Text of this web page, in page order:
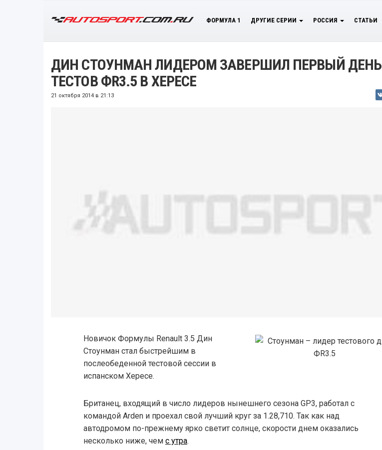
ФОРМУЛА 1 ДРУГИЕ СЕРИИ РОССИЯ СТАТЬИ
ДИН СТОУНМАН ЛИДЕРОМ ЗАВЕРШИЛ ПЕРВЫЙ ДЕНЬ
ТЕСТОВ ФR3.5 В ХЕРЕСЕ
21 октября 2014 в 21:13
Новичок Формулы Renault 3.5 Дин
Стоунман стал быстрейшим в
послеобеденной тестовой сессии в
испанском Хересе.
Британец, входящий в число лидеров нынешнего сезона GP3, работал с
командой Arden и проехал свой лучший круг за 1.28,710. Так как над
автодромом по-прежнему ярко светит солнце, скорости днем оказались
несколько ниже, чем с утра.